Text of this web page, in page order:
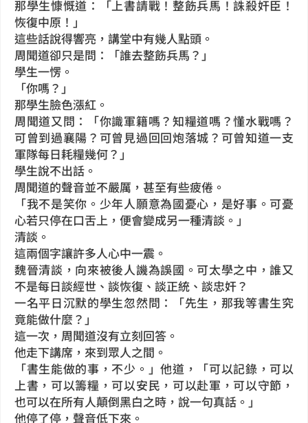
那學生慷慨道：「上書請戰！整飭兵馬！誅殺奸臣！
恢復中原！」
這些話說得響亮，講堂中有幾人點頭。
周聞道卻只是問：「誰去整飭兵馬？」
學生一愣。
「你嗎？」
那學生臉色漲紅。
周聞道又問：「你識軍籍嗎？知糧道嗎？懂水戰嗎？
可曾到過襄陽？可曾見過回回炮落城？可曾知道一支
軍隊每日耗糧幾何？」
學生說不出話。
周聞道的聲音並不嚴厲，甚至有些疲倦。
「我不是笑你。少年人願意為國憂心，是好事。可憂
心若只停在口舌上，便會變成另一種清談。」
清談。
這兩個字讓許多人心中一震。
魏晉清談，向來被後人譏為誤國。可太學之中，誰又
不是每日談經世、談恢復、談正統、談忠奸？
一名平日沉默的學生忽然問：「先生，那我等書生究
竟能做什麼？」
這一次，周聞道沒有立刻回答。
他走下講席，來到眾人之間。
「書生能做的事，不少。」他道，「可以記錄，可以
上書，可以籌糧，可以安民，可以赴軍，可以守節，
也可以在所有人顛倒黑白之時，說一句真話。」
他停了停，聲音低下來。